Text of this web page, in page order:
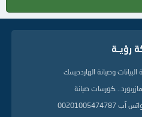
رؤيــة
وصيانة الهاردديسك
كورسات صيانة